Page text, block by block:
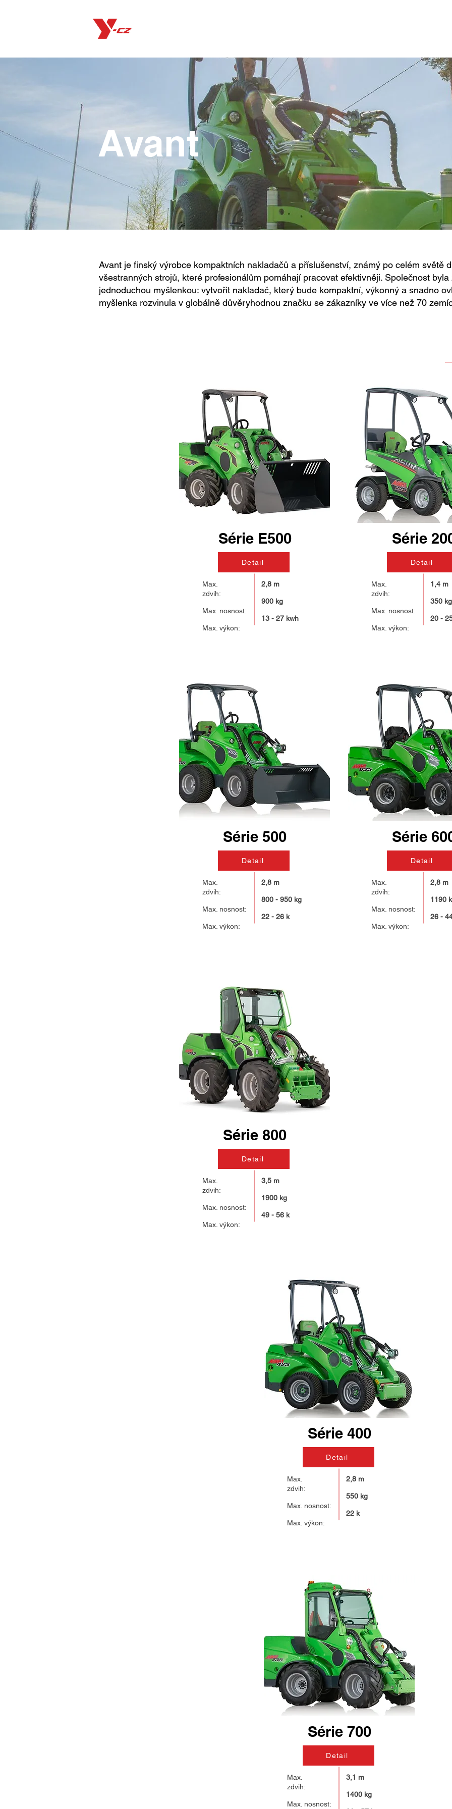
Avant
Avant je finský výrobce kompaktních nakladačů a příslušenství, známý po celém světě
všestranných strojů, které profesionálům pomáhají pracovat efektivněji. Společnost
jednoduchou myšlenkou: vytvořit nakladač, který bude kompaktní, výkonný a snadno
myšlenka rozvinula v globálně důvěryhodnou značku se zákazníky ve více než 70
Série E500
Detail
Max.
zdvih:
Max. nosnost:
Max. výkon:
2,8 m
900 kg
13 - 27 kwh
Série 500
Detail
Max.
zdvih:
Max. nosnost:
Max. výkon:
2,8 m
800 - 950 kg
22 - 26 k
Série 800
Detail
Max.
zdvih:
Max. nosnost:
Max. výkon:
3,5 m
1900 kg
49 - 56 k
Série
Detail
Max.
zdvih:
Max. nosnost:
Max. výkon:
1,4 m
350 kg
20 -
Série
Detail
Max.
zdvih:
Max. nosnost:
Max. výkon:
2,8 m
1190
26 -
Série 400
Detail
Max.
zdvih:
Max. nosnost:
Max. výkon:
2,8 m
550 kg
22 k
Série 700
Detail
Max.
zdvih:
Max. nosnost:
3,1 m
1400 kg